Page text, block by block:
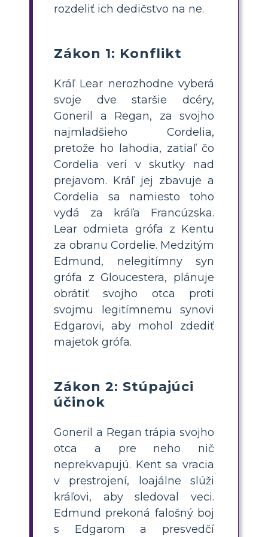
rozdeliť ich dedičstvo na ne.
Zákon 1: Konflikt
Kráľ Lear nerozhodne vyberá
svoje dve staršie dcéry,
Goneril a Regan, za svojho
najmladšieho Cordelia,
pretože ho lahodia, zatiaľ čo
Cordelia verí v skutky nad
prejavom. Kráľ jej zbavuje a
Cordelia sa namiesto toho
vydá za kráľa Francúzska.
Lear odmieta grófa z Kentu
za obranu Cordelie. Medzitým
Edmund, nelegitímny syn
grófa z Gloucestera, plánuje
obrátiť svojho otca proti
svojmu legitímnemu synovi
Edgarovi, aby mohol zdediť
majetok grófa.
Zákon 2: Stúpajúci
účinok
Goneril a Regan trápia svojho
otca a pre neho nič
neprekvapujú. Kent sa vracia
v prestrojení, loajálne slúži
kráľovi, aby sledoval veci.
Edmund prekoná falošný boj
s Edgarom a presvedčí